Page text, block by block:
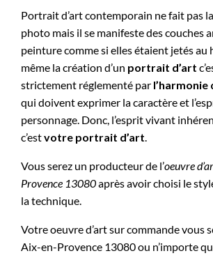
Portrait d’art contemporain ne fait pas
photo mais il se manifeste des couches
peinture comme si elles étaient jetés au
même la création d’un portrait d’art
strictement réglementé par l’harmonie
qui doivent exprimer la caractère et
personnage. Donc, l’esprit vivant
c’estvotre portrait d’art.
Vous serez un producteur de l’oeuvre
Provence 13080après avoir choisi le
la technique.
Votre oeuvre d’art sur commande vous
Aix-en-Provence 13080 ou n’importe